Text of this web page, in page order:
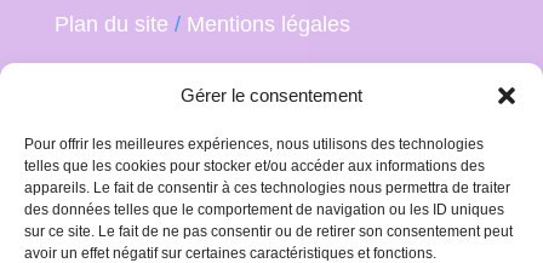
Gérer le consentement
Pour offrir les meilleures expériences, nous utilisons des technologies
telles que les cookies pour stocker et/ou accéder aux informations des
appareils. Le fait de consentir à ces technologies nous permettra de traiter
des données telles que le comportement de navigation ou les ID uniques
sur ce site. Le fait de ne pas consentir ou de retirer son consentement peut
avoir un effet négatif sur certaines caractéristiques et fonctions.
Plan du site / Mentions légales